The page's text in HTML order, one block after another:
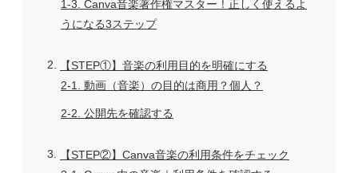
1-3 Canva音楽著作権マスター！正しく使えるよ
うになる3ステップ
2
【STEP①】音楽の利用目的を明確にする
2-1 動画（音楽）の目的は商用？個人？
2-2 公開先を確認する
3
【STEP②】Canva音楽の利用条件をチェック